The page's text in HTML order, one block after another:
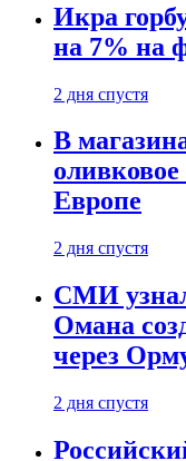
Икра
на 7% на
2 дня спустя
В
Европе
2 дня спустя
СМИ
Омана
через
2 дня спустя